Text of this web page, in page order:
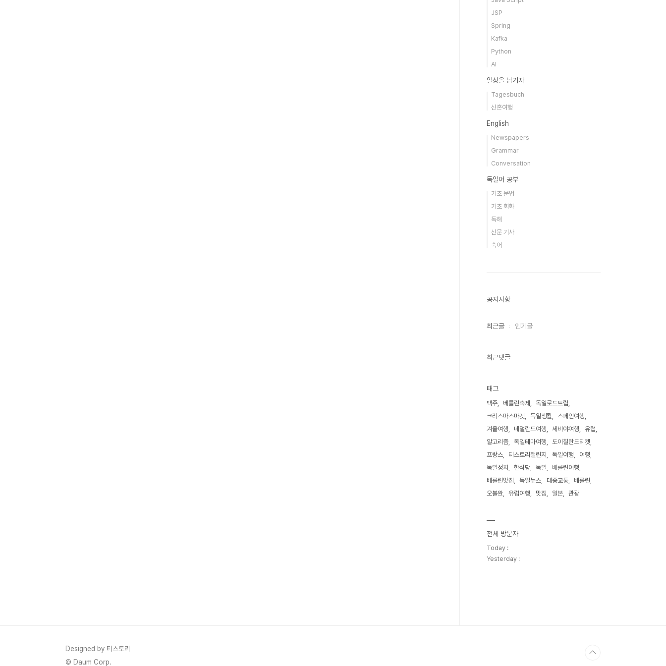
JSP
Spring
Kafka
Python
AI
일상을 남기자
Tagesbuch
신혼여행
English
Newspapers
Grammar
Conversation
독일어 공부
기초 문법
기초 회화
독해
신문 기사
숙어
공지사항
최근글 인기글
최근댓글
태그
맥주 베를린축제
독일로드트립
크리스마스마켓
독일생활
스페인여행
겨울여행
네덜란드여행 세비야여행
유럽
알고리즘
독일테마여행
도이칠란드티켓
프랑스
티스토리챌린지 독일여행
여행
독일정치
한식당 독일
베를린여행
베를린맛집
독일뉴스 대중교통
베를린
오블완
유럽여행 맛집 일본 관광
전체 방문자
Today :
Yesterday :
Designed by 티스토리
© Daum Corp.